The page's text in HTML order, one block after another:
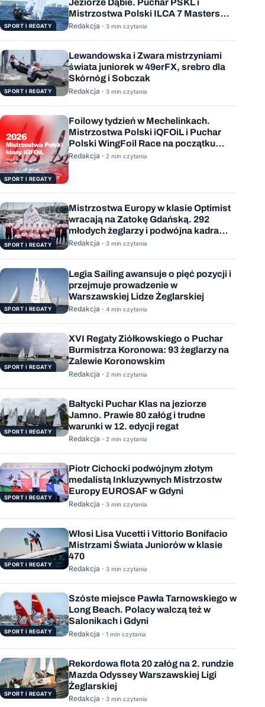
SPORT I REGATY
Mistrzostwa Polski ILCA 7 Masters
rozstrzygnięte
Redakcja · 3 min czytania
SPORT I REGATY
Lewandowska i Zwara mistrzyniami
świata juniorek w 49erFX, srebro dla
Skórnóg i Sobczak
Redakcja · 3 min czytania
SPORT I REGATY
Foilowy tydzień w Mechelinkach.
Mistrzostwa Polski iQFOiL i Puchar
Polski WingFoil Race na początku
sierpnia
Redakcja · 2 min czytania
SPORT I REGATY
Mistrzostwa Europy w klasie Optimist
wracają na Zatokę Gdańską. 292
młodych żeglarzy i podwójna kadra
Polski
Redakcja · 3 min czytania
SPORT I REGATY
Legia Sailing awansuje o pięć pozycji i
przejmuje prowadzenie w
Warszawskiej Lidze Żeglarskiej
Redakcja · 4 min czytania
SPORT I REGATY
XVI Regaty Ziółkowskiego o Puchar
Burmistrza Koronowa: 93 żeglarzy na
Zalewie Koronowskim
Redakcja · 2 min czytania
SPORT I REGATY
Bałtycki Puchar Klas na jeziorze
Jamno. Prawie 80 załóg i trudne
warunki w 12. edycji regat
Redakcja · 2 min czytania
SPORT I REGATY
Piotr Cichocki podwójnym złotym
medalistą Inkluzywnych Mistrzostw
Europy EUROSAF w Gdyni
Redakcja · 3 min czytania
SPORT I REGATY
Włosi Lisa Vucetti i Vittorio Bonifacio
Mistrzami Świata Juniorów w klasie
470
Redakcja · 3 min czytania
SPORT I REGATY
Szóste miejsce Pawła Tarnowskiego w
Long Beach. Polacy walczą też w
Salonikach i Gdyni
Redakcja · 1 min czytania
SPORT I REGATY
Rekordowa flota 20 załóg na 2. rundzie
Mazda Odyssey Warszawskiej Ligi
Żeglarskiej
Redakcja · 3 min czytania